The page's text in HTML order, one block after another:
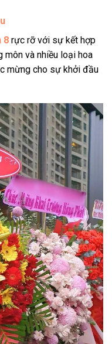
8 rực rỡ với sự kết hợp
môn và nhiều loại hoa
mừng cho sự khởi đầu